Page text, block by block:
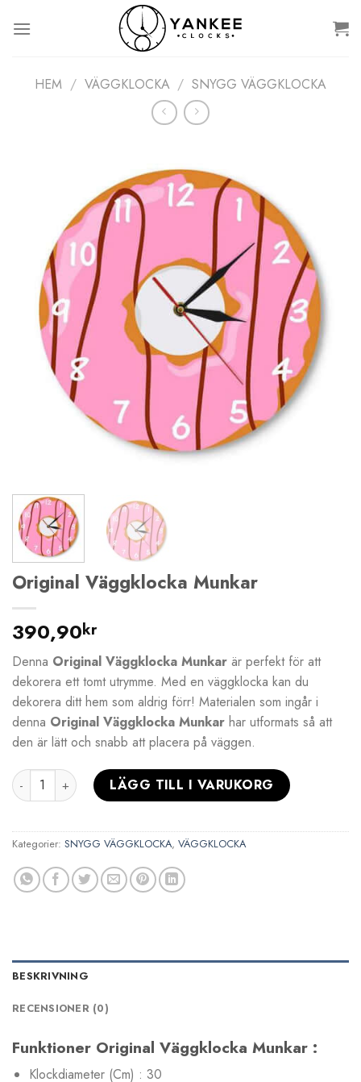
HEM / VÄGGKLOCKA / SNYGG VÄGGKLOCKA
Original Väggklocka Munkar
390,90kr
Denna Original Väggklocka Munkar är perfekt för att
dekorera ett tomt utrymme. Med en väggklocka kan du
dekorera ditt hem som aldrig förr! Materialen som ingår i
denna Original Väggklocka Munkar har utformats så att
den är lätt och snabb att placera på väggen.
Original Väggklocka Munkar mängd
LÄGG TILL I VARUKORG
Kategorier: SNYGG VÄGGKLOCKA, VÄGGKLOCKA
BESKRIVNING
RECENSIONER (0)
Funktioner Original Väggklocka Munkar :
Klockdiameter (Cm) : 30